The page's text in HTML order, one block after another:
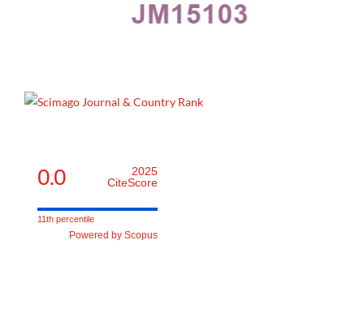
0.0
2025
CiteScore
11th percentile
Powered by Scopus